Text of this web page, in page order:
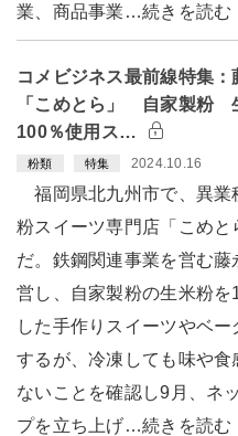
業、商品事業…続きを読む
コメビジネス最前線特集：
「こめとら」 自家製粉
100％使用ス…
粉類 特集 2024.10.16
福岡県北九州市で、異業
粉スイーツ専門店「こめと
だ。鉄鋼関連事業を営む藤
営し、自家製粉の生米粉を
した手作りスイーツやベー
するが、冷凍しても味や食
ないことを確認し9月、ネ
プを立ち上げ…続きを読む